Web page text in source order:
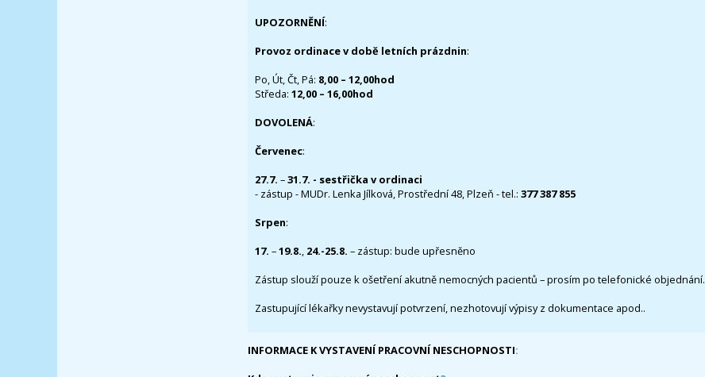
UPOZORNĚNÍ:
Provoz ordinace v době letních prázdnin:
Po, Út, Čt, Pá: 8,00 – 12,00hod
Středa: 12,00 – 16,00hod
DOVOLENÁ:
Červenec:
27.7. –31.7. - sestřička v ordinaci
- zástup - MUDr. Lenka Jílková, Prostřední 48, Plzeň - tel.: 377 387 855
Srpen:
17. –19.8., 24.-25.8. – zástup: bude upřesněno
Zástup slouží pouze k ošetření akutně nemocných pacientů – prosím po telefonické objednání.
Zastupující lékařky nevystavují potvrzení, nezhotovují výpisy z dokumentace apod..
INFORMACE K VYSTAVENÍ PRACOVNÍ NESCHOPNOSTI: